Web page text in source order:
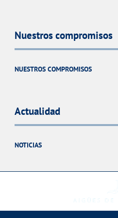
Nuestros compromisos
NUESTROS COMPROMISOS
Actualidad
NOTICIAS